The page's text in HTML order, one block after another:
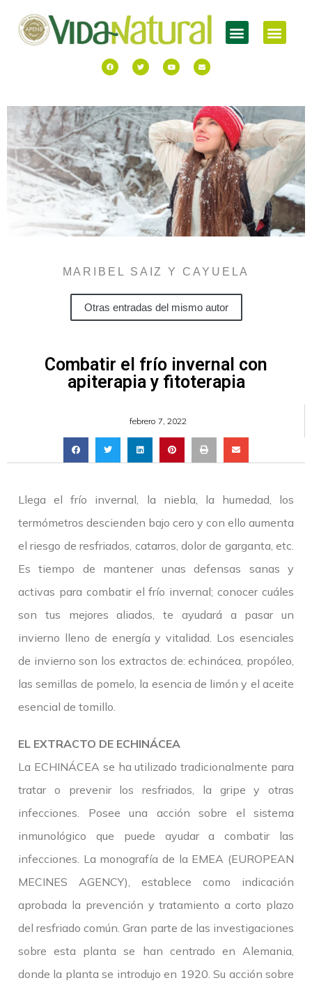
MARIBEL SAIZ Y CAYUELA
Otras entradas del mismo autor
Combatir el frío invernal con
apiterapia y fitoterapia
febrero 7, 2022
Llega el frío invernal, la niebla, la humedad, los
termómetros descienden bajo cero y con ello aumenta
el riesgo de resfriados, catarros, dolor de garganta, etc.
Es tiempo de mantener unas defensas sanas y
activas para combatir el frío invernal; conocer cuáles
son tus mejores aliados, te ayudará a pasar un
invierno lleno de energía y vitalidad. Los esenciales
de invierno son los extractos de: echinácea, propóleo,
las semillas de pomelo, la esencia de limón y el aceite
esencial de tomillo.
EL EXTRACTO DE ECHINÁCEA
La ECHINÁCEA se ha utilizado tradicionalmente para
tratar o prevenir los resfriados, la gripe y otras
infecciones. Posee una acción sobre el sistema
inmunológico que puede ayudar a combatir las
infecciones. La monografía de la EMEA (EUROPEAN
MECINES AGENCY), establece como indicación
aprobada la prevención y tratamiento a corto plazo
del resfriado común. Gran parte de las investigaciones
sobre esta planta se han centrado en Alemania,
donde la planta se introdujo en 1920. Su acción sobre